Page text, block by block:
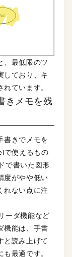
、最低限のツ
しており、キ
ています。
きメモを残
書きでメモを
で使えるもの
で書いた図形
度がやや低い
れない点に注
ーダ機能など
機能は、手書
と読み上げて
最適です。